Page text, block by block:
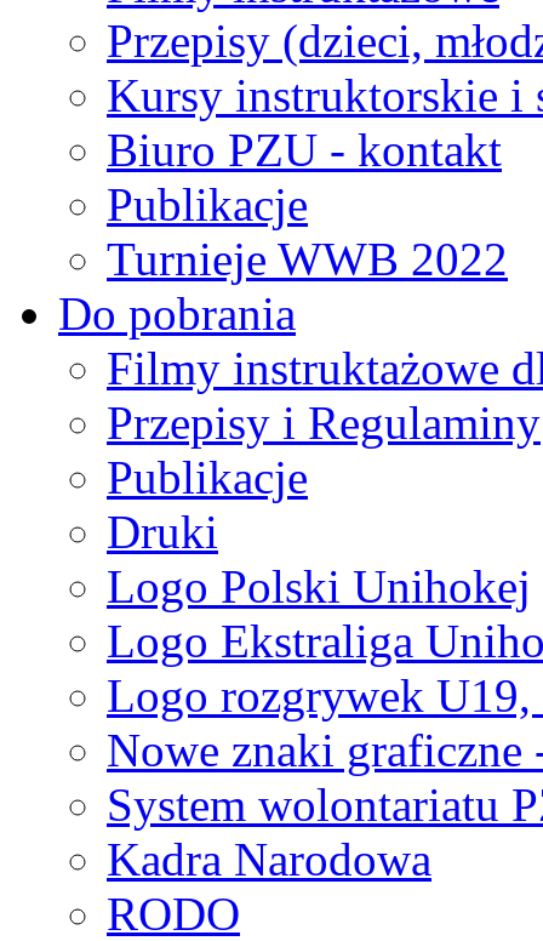
Przepisy (dzieci,
Kursy instruktorskie i
Biuro PZU - kontakt
Publikacje
Turnieje WWB 2022
Do pobrania
Filmy instruktażowe
Przepisy i Regulaminy
Publikacje
Druki
Logo Polski Unihokej
Logo Ekstraliga
Logo rozgrywek
Nowe znaki graficzne
System wolontariatu
Kadra Narodowa
RODO